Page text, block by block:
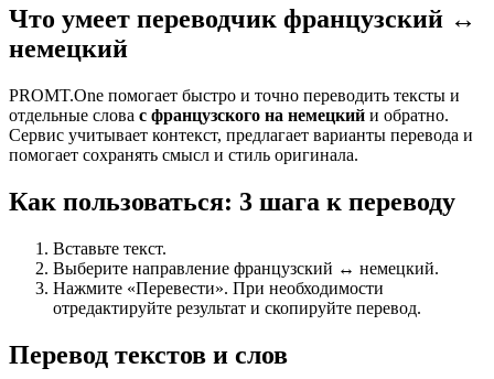
Что умеет переводчик французский ↔
немецкий
PROMT.One помогает быстро и точно переводить тексты и
отдельные слова с французского на немецкий и обратно.
Сервис учитывает контекст, предлагает варианты перевода и
помогает сохранять смысл и стиль оригинала.
Как пользоваться: 3 шага к переводу
Вставьте текст.
Выберите направление французский ↔ немецкий.
Нажмите «Перевести». При необходимости
отредактируйте результат и скопируйте перевод.
Перевод текстов и слов